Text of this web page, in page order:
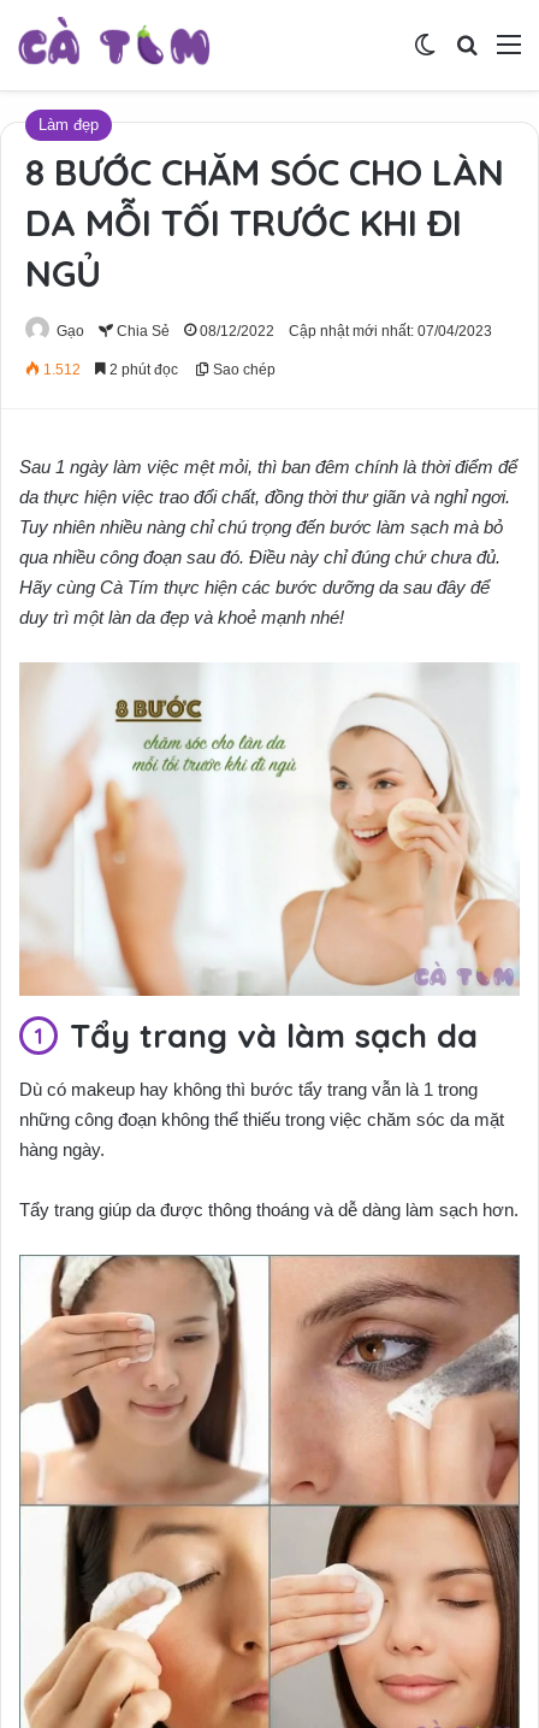
Tìm
Switch skin
Làm đẹp
8 BƯỚC CHĂM SÓC CHO LÀN
DA MỖI TỐI TRƯỚC KHI ĐI
NGỦ
Gạo Chia Sẻ 08/12/2022 Cập nhật mới nhất: 07/04/2023
1.512 2 phút đọc Sao chép
Sau 1 ngày làm việc mệt mỏi, thì ban đêm chính là thời điểm để
da thực hiện việc trao đổi chất, đồng thời thư giãn và nghỉ ngơi.
Tuy nhiên nhiều nàng chỉ chú trọng đến bước làm sạch mà bỏ
qua nhiều công đoạn sau đó. Điều này chỉ đúng chứ chưa đủ.
Hãy cùng Cà Tím thực hiện các bước dưỡng da sau đây để
duy trì một làn da đẹp và khoẻ mạnh nhé!
Tẩy trang và làm sạch da
Dù có makeup hay không thì bước tẩy trang vẫn là 1 trong
những công đoạn không thể thiếu trong việc chăm sóc da mặt
hàng ngày.
Tẩy trang giúp da được thông thoáng và dễ dàng làm sạch hơn.